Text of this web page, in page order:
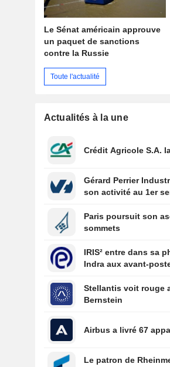
Le Sénat américain approuve
un paquet de sanctions
contre la Russie
Toute l'actualité
Actualités à la une
Crédit Agricole S.A.
Gérard Perrier
son activité au 1er
Paris poursuit son
sommets
IRIS² entre dans sa
Indra aux avant-
Stellantis voit rouge
Bernstein
Airbus a livré 67
Le patron de